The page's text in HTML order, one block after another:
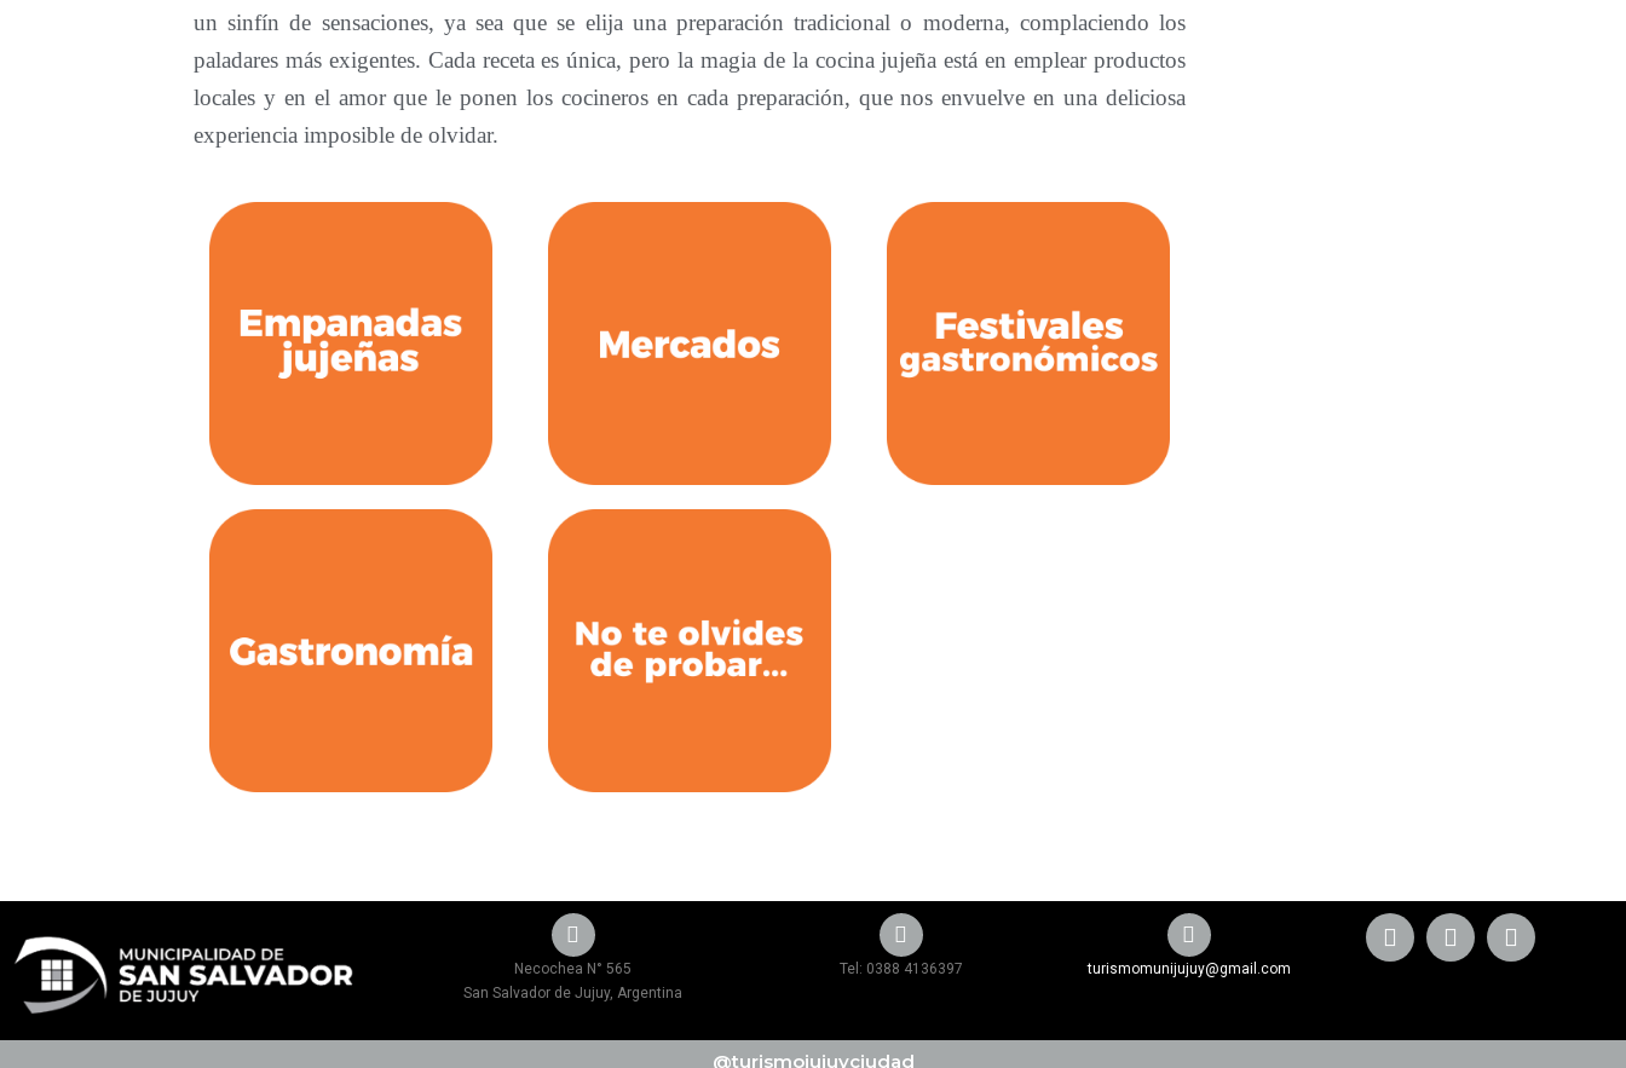
un sinfín de sensaciones, ya sea que se elija una preparación tradicional o moderna, complaciendo los
paladares más exigentes. Cada receta es única, pero la magia de la cocina jujeña está en emplear productos
locales y en el amor que le ponen los cocineros en cada preparación, que nos envuelve en una deliciosa
experiencia imposible de olvidar.
Necochea N° 565
San Salvador de Jujuy, Argentina
Tel: 0388 4136397 turismomunijujuy@gmail.com
@turismojujuyciudad